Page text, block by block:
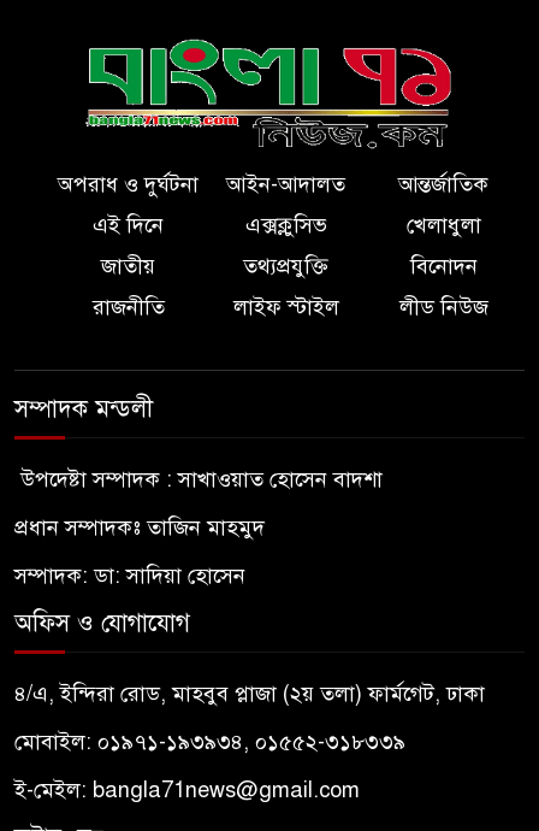
অপরাধ ও দুর্ঘটনা আইন-আদালত
আন্তর্জাতিক
এই দিনে
এক্সক্লুসিভ
খেলাধুলা
জাতীয়
তথ্যপ্রযুক্তি
বিনোদন
রাজনীতি
লাইফ স্টাইল লীড নিউজ
সম্পাদক মন্ডলী
উপদেষ্টা সম্পাদক : সাখাওয়াত হোসেন বাদশা
প্রধান সম্পাদকঃ তাজিন মাহমুদ
সম্পাদক: ডা: সাদিয়া হোসেন
অফিস ও যোগাযোগ
৪/এ, ইন্দিরা রোড, মাহবুব প্লাজা (২য় তলা) ফার্মগেট, ঢাকা
মোবাইল: ০১৯৭১-১৯৩৯৩৪, ০১৫৫২-৩১৮৩৩৯
ই-মেইল: bangla71news@gmail.com